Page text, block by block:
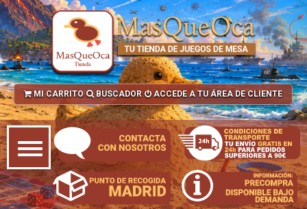
MI CARRITO BUSCADOR ACCEDE A TU ÁREA DE CLIENTE